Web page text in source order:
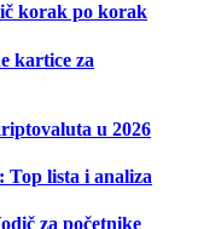
korak po korak
kartice za
u 2026
Top lista i analiza
za početnike